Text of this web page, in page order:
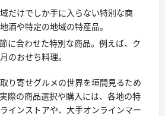
だけでしか手に入らない特別な商
酒や特定の地域の特産品。
に合わせた特別な商品。例えば、ク
のおせち料理。
り寄せグルメの世界を垣間見るため
際の商品選択や購入には、各地の特
インストアや、大手オンラインマー